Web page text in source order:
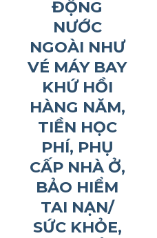
ĐỘNG
NƯỚC
NGOÀI NHƯ
VÉ MÁY BAY
KHỨ HỒI
HÀNG NĂM,
TIỀN HỌC
PHÍ, PHỤ
CẤP NHÀ Ở,
BẢO HIỂM
TAI NẠN/
SỨC KHỎE,